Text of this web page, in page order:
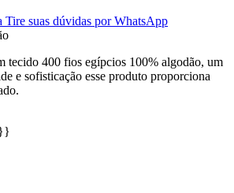
Tire suas dúvidas por WhatsApp
tecido 400 fios egípcios 100% algodão, um
e sofisticação esse produto proporciona